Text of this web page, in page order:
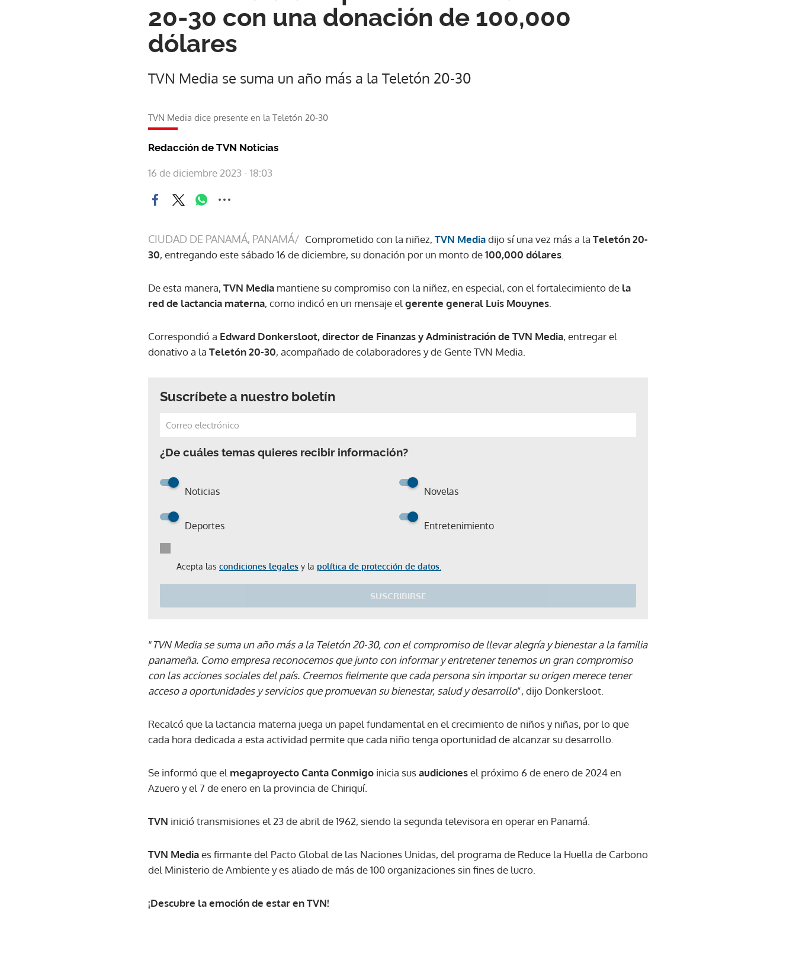
20-30 con una donación de 100,000
dólares
TVN Media se suma un año más a la Teletón 20-30
TVN Media dice presente en la Teletón 20-30
Redacción de TVN Noticias
16 de diciembre 2023 - 18:03
CIUDAD DE PANAMÁ, PANAMÁ/ Comprometido con la niñez, TVN Mediadijo sí una vez más a la Teletón 20-
30, entregando este sábado 16 de diciembre, su donación por un monto de100,000 dólares
De esta manera, TVN Media mantiene su compromiso con la niñez, en especial, con el fortalecimiento de la
red de lactancia materna, como indicó en un mensaje el gerente general Luis Mouynes
Correspondió a Edward Donkersloot, director de Finanzas y Administración de TVN Media, entregar el
donativo a la Teletón 20-30, acompañado de colaboradores y de Gente TVN Media.
Suscríbete a nuestro boletín
¿De cuáles temas quieres recibir información?
Noticias Novelas
Deportes Entretenimiento
Acepta las condiciones legales y la política de protección de datos.
SUSCRIBIRSE
“TVN Media se suma un año más a la Teletón 20-30, con el compromiso de llevar alegría y bienestar a la familia
panameña. Como empresa reconocemos que junto con informar y entretener tenemos un gran compromiso
con las acciones sociales del país. Creemos fielmente que cada persona sin importar su origen merece tener
acceso a oportunidades y servicios que promuevan su bienestar, salud y desarrollo”, dijo Donkersloot.
Recalcó que la lactancia materna juega un papel fundamental en el crecimiento de niños y niñas, por lo que
cada hora dedicada a esta actividad permite que cada niño tenga oportunidad de alcanzar su desarrollo.
Se informó que el megaproyecto Canta Conmigo inicia susaudicionesel próximo 6 de enero de 2024 en
Azuero y el 7 de enero en la provincia de Chiriquí.
TVN inició transmisiones el 23 de abril de 1962, siendo la segunda televisora en operar en Panamá.
TVN Mediaes firmante del Pacto Global de las Naciones Unidas, del programa de Reduce la Huella de Carbono
del Ministerio de Ambiente y es aliado de más de 100 organizaciones sin fines de lucro.
¡Descubre la emoción de estar en TVN!